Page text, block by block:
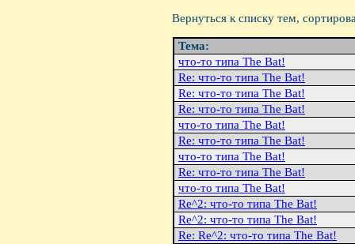
Вернуться к списку тем,
Тема:
что-то типа The Bat!
Re: что-то типа The Bat!
Re: что-то типа The Bat!
Re: что-то типа The Bat!
что-то типа The Bat!
Re: что-то типа The Bat!
что-то типа The Bat!
Re: что-то типа The Bat!
что-то типа The Bat!
Re^2: что-то типа The Bat!
Re^2: что-то типа The Bat!
Re: Re^2: что-то типа The Bat!